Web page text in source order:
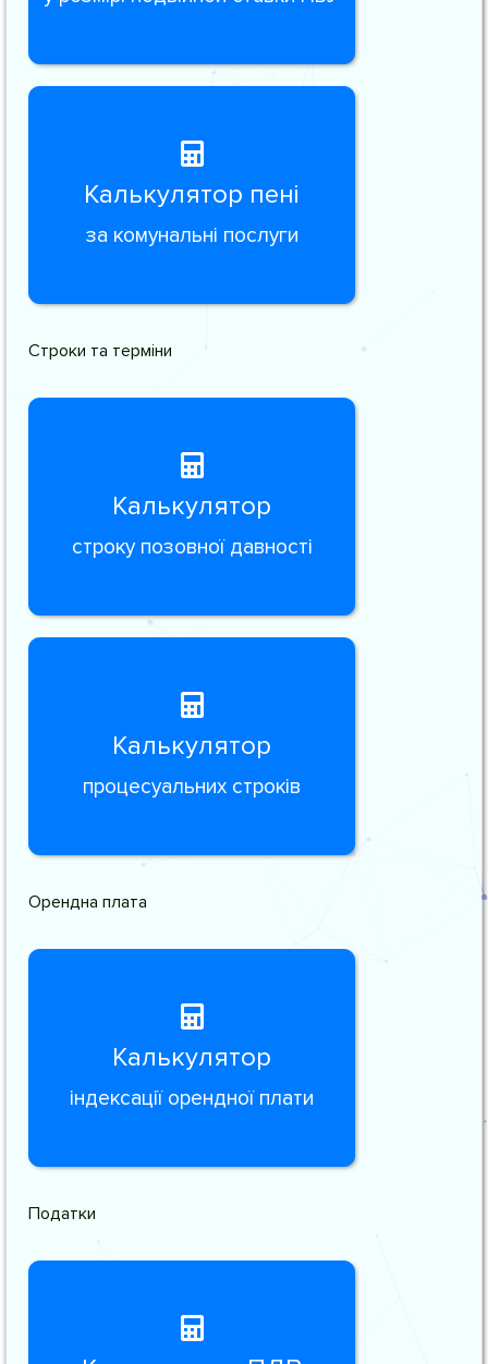
Калькулятор пені
за комунальні послуги
Строки та терміни
Калькулятор
строку позовної давності
Калькулятор
процесуальних строків
Орендна плата
Калькулятор
індексації орендної плати
Податки